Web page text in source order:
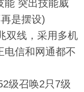
能 突出技能威
是摆设)
双线，采用多机
电信和网通都不
级召唤2只7级